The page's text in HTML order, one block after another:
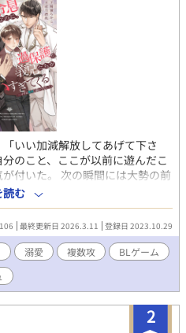
いい加減解放してあげて下さ
のこと、ここが以前に遊んだこ
付いた。 次の瞬間には大勢の前
れると知っている。どうにか出
の国を守っていたのは自分なの
れない惨めさもあった。 けれ
どうでもいいんです、誰かに愛
×溺愛×家族に愛されなかった
には*がつきます ※登場人物が
要は特にないです。ネタバレに
度に追記します 第11回BL小説大
感想ありがとうございました！
部分は2巻の書籍部分で書き直
読む
最終更新日 2026.3.11 登録日 2023.10.29
溺愛 複数攻
BLゲーム
2